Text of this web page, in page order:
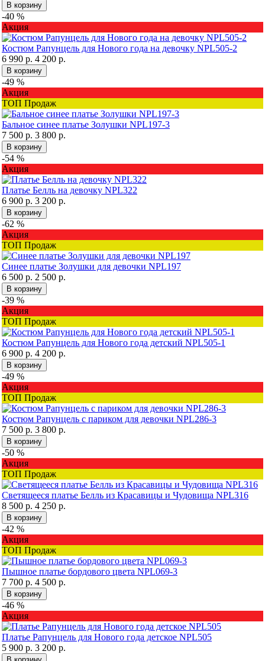
В корзину
-40 %
Акция
Костюм Рапунцель для Нового года на девочку NPL505-2
6 990 р. 4 200 р.
В корзину
-49 %
Акция
ТОП Продаж
Бальное синее платье Золушки NPL197-3
7 500 р. 3 800 р.
В корзину
-54 %
Акция
Платье Белль на девочку NPL322
6 900 р. 3 200 р.
В корзину
-62 %
Акция
ТОП Продаж
Синее платье Золушки для девочки NPL197
6 500 р. 2 500 р.
В корзину
-39 %
Акция
ТОП Продаж
Костюм Рапунцель для Нового года детский NPL505-1
6 900 р. 4 200 р.
В корзину
-49 %
Акция
ТОП Продаж
Костюм Рапунцель с париком для девочки NPL286-3
7 500 р. 3 800 р.
В корзину
-50 %
Акция
ТОП Продаж
Светящееся платье Белль из Красавицы и Чудовища NPL316
8 500 р. 4 250 р.
В корзину
-42 %
Акция
ТОП Продаж
Пышное платье бордового цвета NPL069-3
7 700 р. 4 500 р.
В корзину
-46 %
Акция
Платье Рапунцель для Нового года детское NPL505
5 900 р. 3 200 р.